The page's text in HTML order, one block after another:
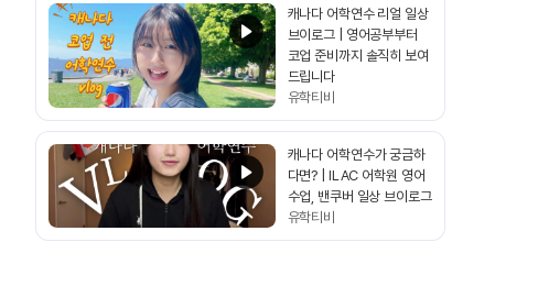
캐나다 어학연수 리얼 일상
브이로그 | 영어공부부터
코업 준비까지 솔직히 보여
드립니다
유학티비
캐나다 어학연수가 궁금하
다면? | ILAC 어학원 영어
수업, 밴쿠버 일상 브이로그
유학티비